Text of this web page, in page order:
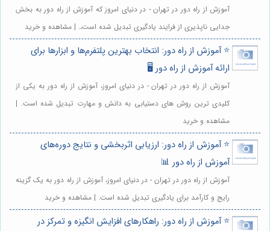
آموزش از راه دور در تهران - در دنیای امروز که آموزش از راه دور به بخش
جدایی ناپذیری از فرایند یادگیری تبدیل شده است،. | مشاهده و خرید
⭐️ آموزش از راه دور: انتخاب بهترین پلتفرم‌ها و ابزارها برای
ارائه آموزش از راه دور 🖥️
آموزش از راه دور در تهران - در دنیای امروز، آموزش از راه دور به یکی از
کلیدی ترین روش های دستیابی به دانش و مهارت تبدیل شده است. |
مشاهده و خرید
⭐️ آموزش از راه دور: ارزیابی اثربخشی و نتایج دوره‌های
آموزش از راه دور 📊
آموزش از راه دور در تهران - در دنیای امروز، آموزش از راه دور به یک گزینه
رایج و کارآمد برای یادگیری تبدیل شده است. | مشاهده و خرید
⭐️ آموزش از راه دور: راهکارهای افزایش انگیزه و تمرکز در